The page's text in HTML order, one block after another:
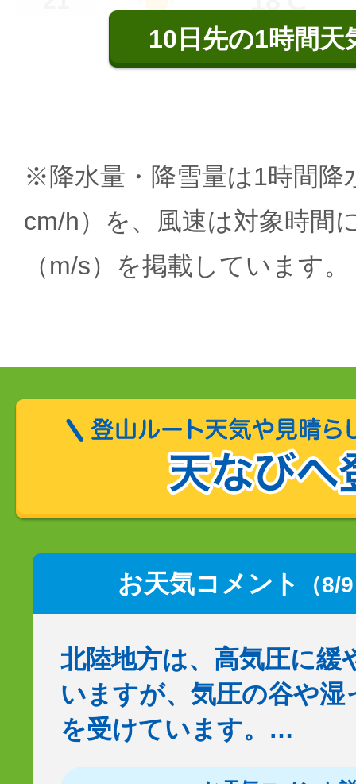
10日先の1時間天
※降水量・降雪量は1時間降
cm/h）を、風速は対象時間
（m/s）を掲載しています。
お天気コメント （8/
北陸地方は、高気圧に緩
いますが、気圧の谷や湿
を受けています。…